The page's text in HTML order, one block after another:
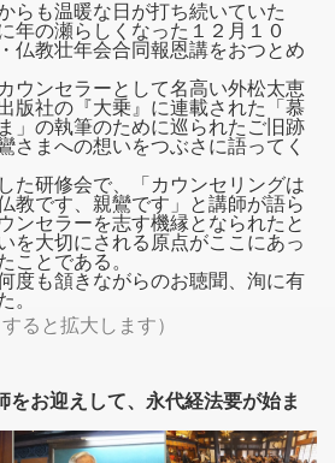
らも温暖な日が打ち続いていた
年の瀬らしくなった１２月１０
仏教壮年会合同報恩講をおつとめ
ウンセラーとして名高い外松太恵
版社の『大乗』に連載された「慕
」の執筆のために巡られたご旧跡
さまへの想いをつぶさに語ってく
た研修会で、「カウンセリングは
教です、親鸞です」と講師が語ら
ンセラーを志す機縁となられたと
を大切にされる原点がここにあっ
ことである。
度も頷きながらのお聴聞、洵に有
。
ると拡大します）
をお迎えして、永代経法要が始ま